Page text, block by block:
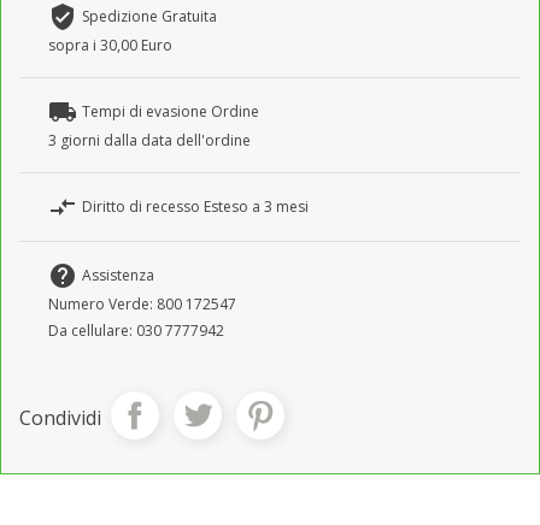
verified_user Spedizione Gratuita
sopra i 30,00 Euro
local_shipping Tempi di evasione Ordine
3 giorni dalla data dell'ordine
compare_arrows Diritto di recesso Esteso a 3 mesi
help Assistenza
Numero Verde: 800 172547
Da cellulare: 030 7777942
Condividi